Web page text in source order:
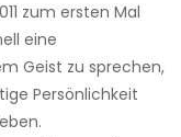
zum ersten Mal
eine
Geist zu sprechen,
Persönlichkeit